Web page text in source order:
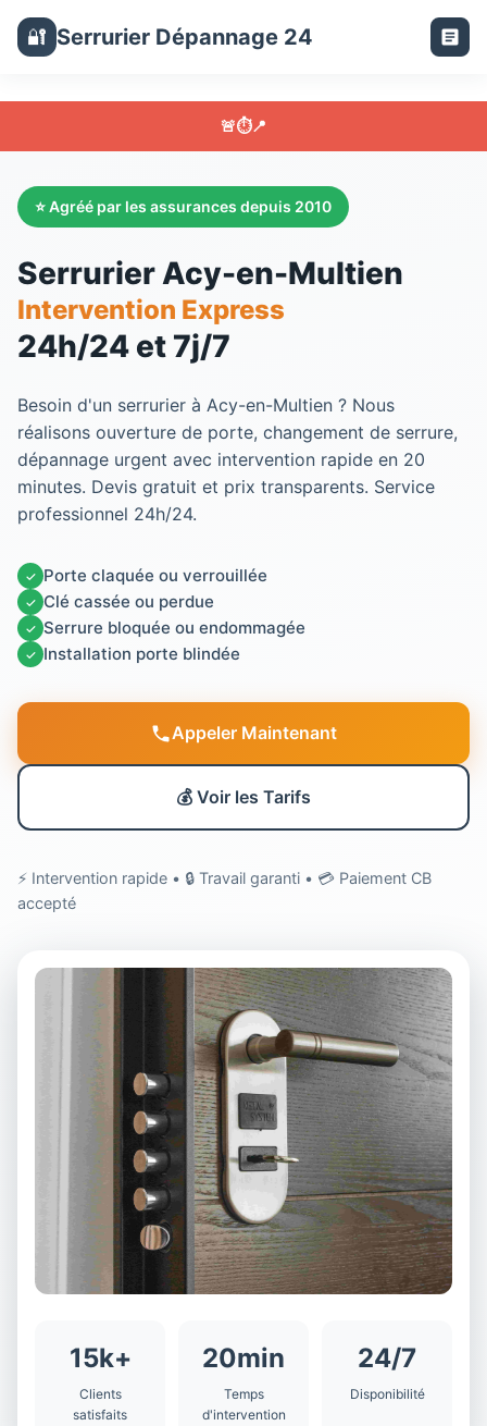
🔐 Serrurier Dépannage 24
🚨⏱️📍
⭐ Agréé par les assurances depuis 2010
Serrurier Acy-en-Multien
Intervention Express
24h/24 et 7j/7
Besoin d'un serrurier à Acy-en-Multien ? Nous
réalisons ouverture de porte, changement de serrure,
dépannage urgent avec intervention rapide en 20
minutes. Devis gratuit et prix transparents. Service
professionnel 24h/24.
✓ Porte claquée ou verrouillée
✓ Clé cassée ou perdue
✓ Serrure bloquée ou endommagée
✓ Installation porte blindée
Appeler Maintenant
💰 Voir les Tarifs
⚡ Intervention rapide • 🔒 Travail garanti • 💳 Paiement CB
accepté
15k+
Clients
satisfaits
20min
Temps
d'intervention
24/7
Disponibilité